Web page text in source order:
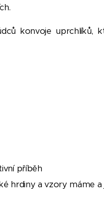
konvoje uprchlíků,
příběh
hrdiny a vzory máme a